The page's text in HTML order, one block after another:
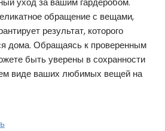
обращение с вещами,
результат, которого
дома. Обращаясь к проверенным
быть уверены в сохранности
виде ваших любимых вещей на